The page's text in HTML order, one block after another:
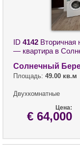
ID 4142 Вторичная
— квартира в
Солнечный
Площадь: 49.00 кв.м
Двухкомнатные
Цена:
€ 64,000